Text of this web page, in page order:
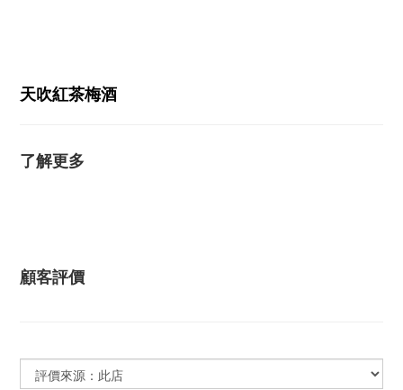
天吹紅茶梅酒
了解更多
顧客評價